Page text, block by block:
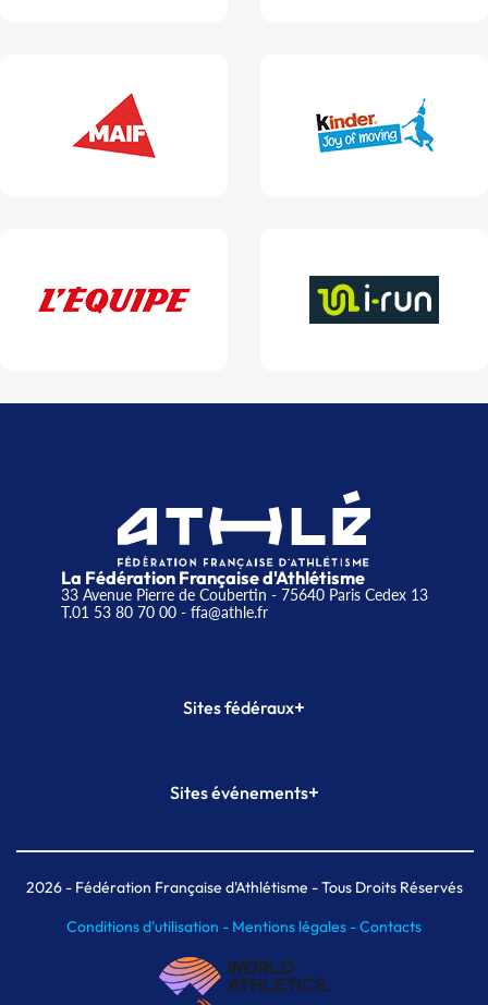
La Fédération Française d'Athlétisme
33 Avenue Pierre de Coubertin - 75640 Paris Cedex 13
T.01 53 80 70 00- ffa@athle.fr
Sites fédéraux+
Plateforme Formation
Sites événements+
Meeting de Paris indoor
MAIF Ekiden de Paris
2026- Fédération Française d'Athlétisme - Tous Droits Réservés
Conditions d'utilisation - Mentions légales -Contacts